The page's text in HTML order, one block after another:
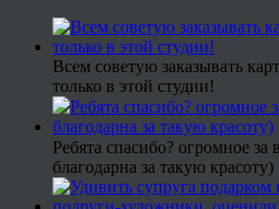
Всем советую заказывать
только в этой студии!
Ребята спасибо? огромное
благодарна за такую красоту)